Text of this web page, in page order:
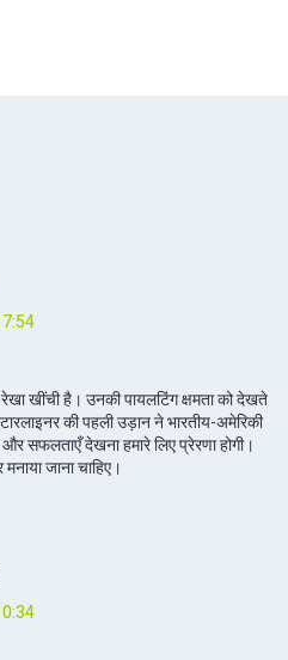
खींची है। उनकी पायलटिंग क्षमता को देखते
की पहली उड़ान ने भारतीय-अमेरिकी
सफलताएँ देखना हमारे लिए प्रेरणा होगी।
जाना चाहिए।